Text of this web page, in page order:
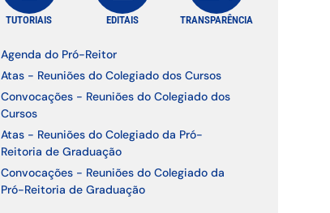
TUTORIAIS EDITAIS TRANSPARÊNCIA
Agenda do Pró-Reitor
Atas - Reuniões do Colegiado dos Cursos
Convocações - Reuniões do Colegiado dos
Cursos
Atas - Reuniões do Colegiado da Pró-
Reitoria de Graduação
Convocações - Reuniões do Colegiado da
Pró-Reitoria de Graduação